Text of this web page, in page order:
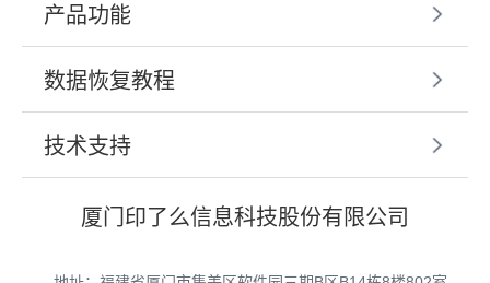
产品功能
数据恢复教程
技术支持
厦门印了么信息科技股份有限公司